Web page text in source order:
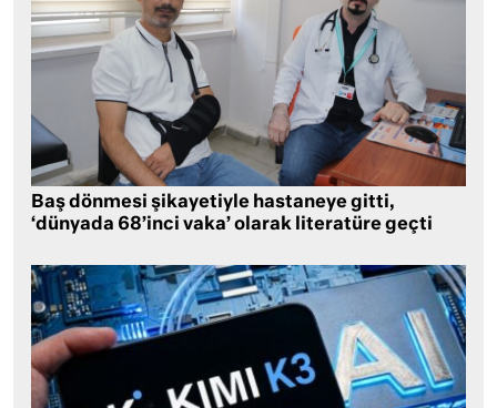
Baş dönmesi şikayetiyle hastaneye gitti,
‘dünyada 68’inci vaka’ olarak literatüre geçti